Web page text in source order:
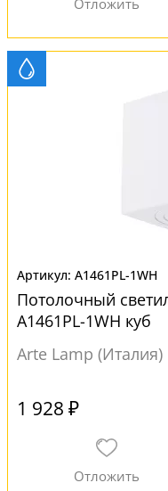
A1461PL-1WH
Потолочный
A1461PL-1WH куб
Arte Lamp (Италия)
1 928 ₽